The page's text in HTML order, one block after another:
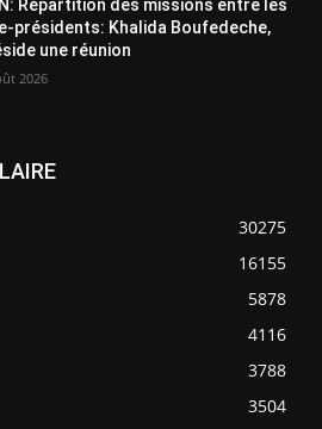
Répartition des missions entre les
présidents: Khalida Boufedeche,
une réunion
2026
30275
16155
5878
4116
3788
3504